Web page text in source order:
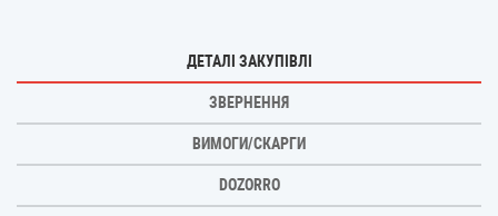
ДЕТАЛІ ЗАКУПІВЛІ
ЗВЕРНЕННЯ
ВИМОГИ/СКАРГИ
DOZORRO